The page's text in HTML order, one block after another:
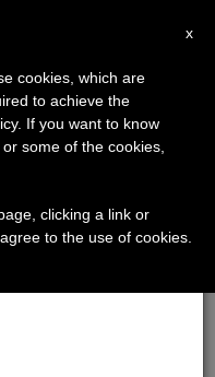
×
haremos la pausa
periodo de verano
y también el
x
cookies, which are
to achieve the
If you want to know
some of the cookies,
clicking a link or
to the use of cookies.